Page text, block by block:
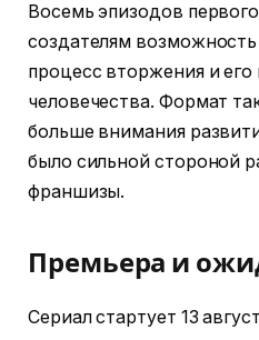
Восемь эпизодов
создателям
процесс вторжения и его
человечества. Формат
больше внимания
было сильной стороной
франшизы.
Премьера и
Сериал стартует 13